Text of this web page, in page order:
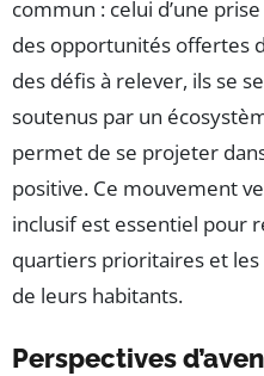
commun : celui d’une
des opportunités offertes
des défis à relever, ils se
soutenus par un
permet de se projeter
positive. Ce mouvement
inclusif est essentiel pour
quartiers prioritaires et
de leurs habitants.
Perspectives